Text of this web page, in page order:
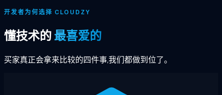
开发者为何选择 CLOUDZY
懂技术的最喜爱的
买家真正会拿来比较的四件事,我们都做到位了。